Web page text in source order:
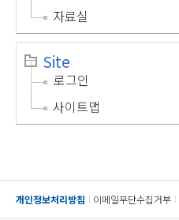
자료실
Site
로그인
사이트맵
개인정보처리방침 이메일무단수집거부